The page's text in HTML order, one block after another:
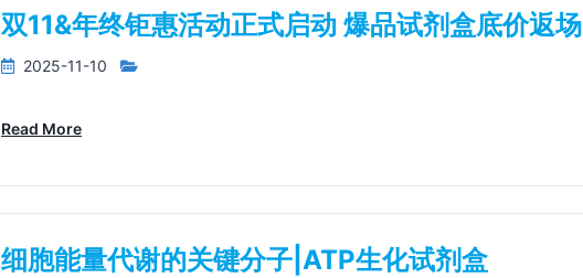
双11&年终钜惠活动正式启动 爆品试剂盒底价返场
2025-11-10
Read More
细胞能量代谢的关键分子|ATP生化试剂盒